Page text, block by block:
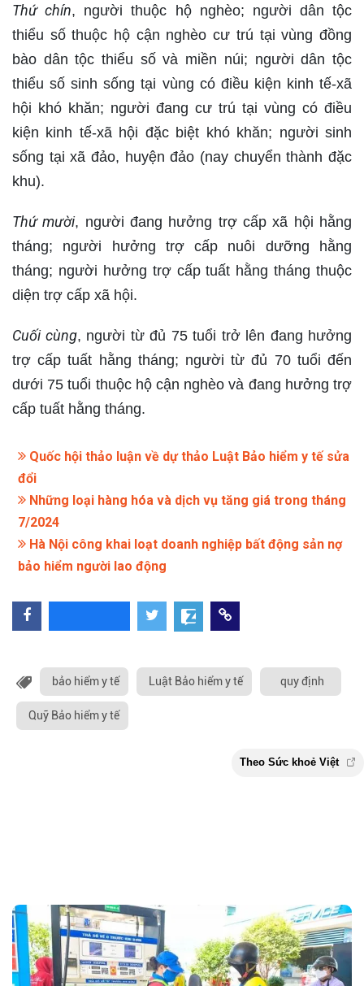
Thứ chín, người thuộc hộ nghèo; người dân tộc
thiểu số thuộc hộ cận nghèo cư trú tại vùng đồng
bào dân tộc thiểu số và miền núi; người dân tộc
thiểu số sinh sống tại vùng có điều kiện kinh tế-xã
hội khó khăn; người đang cư trú tại vùng có điều
kiện kinh tế-xã hội đặc biệt khó khăn; người sinh
sống tại xã đảo, huyện đảo (nay chuyển thành đặc
khu).
Thứ mười, người đang hưởng trợ cấp xã hội hằng
tháng; người hưởng trợ cấp nuôi dưỡng hằng
tháng; người hưởng trợ cấp tuất hằng tháng thuộc
diện trợ cấp xã hội.
Cuối cùng, người từ đủ 75 tuổi trở lên đang hưởng
trợ cấp tuất hằng tháng; người từ đủ 70 tuổi đến
dưới 75 tuổi thuộc hộ cận nghèo và đang hưởng trợ
cấp tuất hằng tháng.
Quốc hội thảo luận về dự thảo Luật Bảo hiểm y tế sửa
đổi
Những loại hàng hóa và dịch vụ tăng giá trong tháng
7/2024
Hà Nội công khai loạt doanh nghiệp bất động sản nợ
bảo hiểm người lao động
bảo hiểm y tế Luật Bảo hiểm y tế quy định
Quỹ Bảo hiểm y tế